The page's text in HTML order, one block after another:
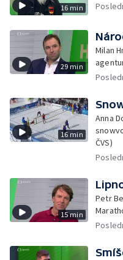
16 min
29 min
Milan
16 min
Anna
ČVS)
15 min
Petr